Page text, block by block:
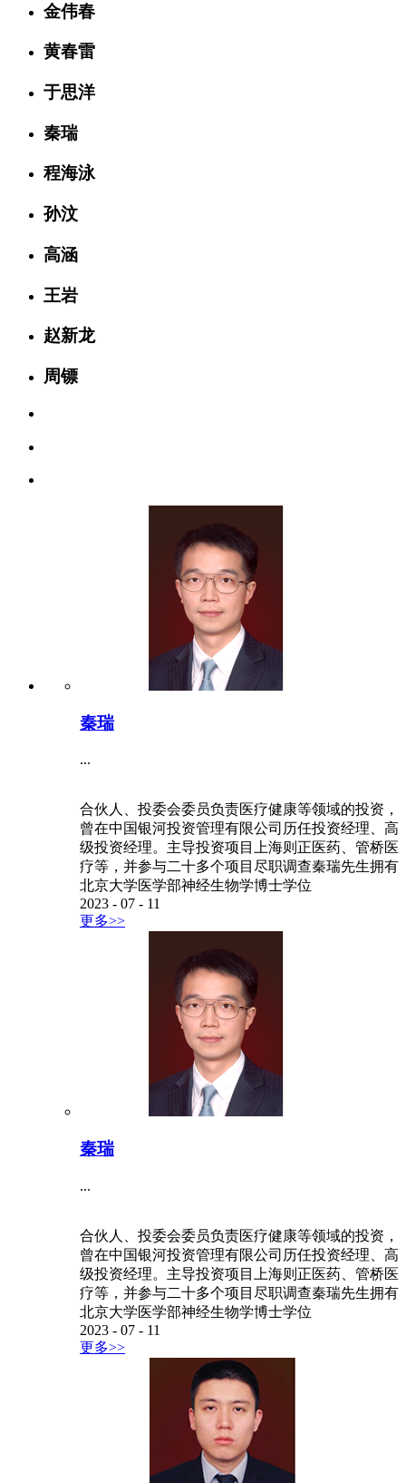
金伟春
黄春雷
于思洋
秦瑞
程海泳
孙汶
高涵
王岩
赵新龙
周镖
秦瑞
...
合伙人、投委会委员负责医疗健康等领域的投资，
曾在中国银河投资管理有限公司历任投资经理、高
级投资经理。主导投资项目上海则正医药、管桥医
疗等，并参与二十多个项目尽职调查秦瑞先生拥有
北京大学医学部神经生物学博士学位
2023 - 07 - 11
更多>>
秦瑞
...
合伙人、投委会委员负责医疗健康等领域的投资，
曾在中国银河投资管理有限公司历任投资经理、高
级投资经理。主导投资项目上海则正医药、管桥医
疗等，并参与二十多个项目尽职调查秦瑞先生拥有
北京大学医学部神经生物学博士学位
2023 - 07 - 11
更多>>